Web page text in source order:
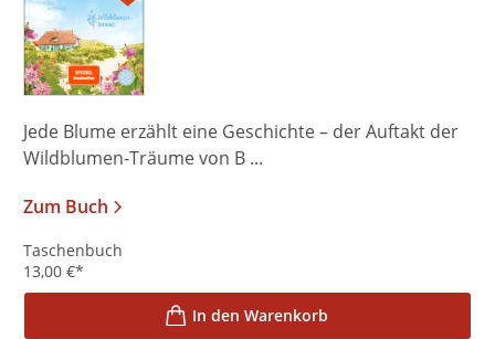
Jede Blume erzählt eine Geschichte – der Auftakt der
Wildblumen-Träume von B ...
Zum Buch
Taschenbuch
13,00 €*
In den Warenkorb